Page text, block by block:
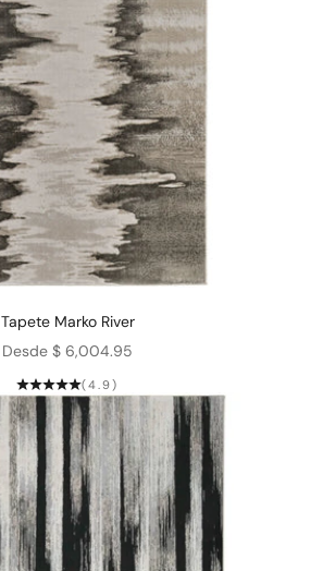
Tapete Marko River
Precio de oferta
Desde $ 6,004.95
(4.9)